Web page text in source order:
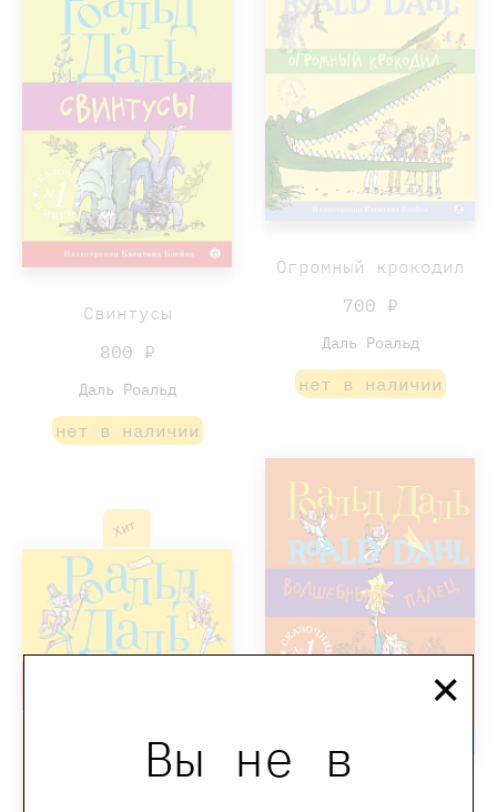
Вы не в
×
Свинтусы
800 ₽
Даль Роальд
нет в наличии
Огромный крокодил
700 ₽
Даль Роальд
нет в наличии
Хит